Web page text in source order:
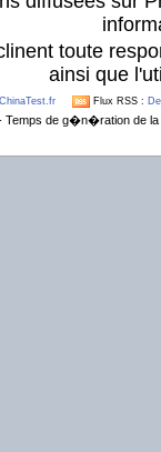
toute
ainsi que
ChinaTest.fr Flux RSS :
Temps de g�n�ration de